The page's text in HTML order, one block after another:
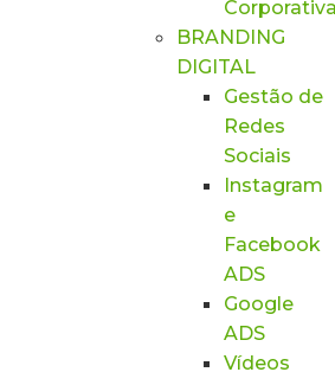
BRANDING
DIGITAL
Gestão de
Redes
Sociais
Instagram
e
Facebook
ADS
Google
ADS
Vídeos